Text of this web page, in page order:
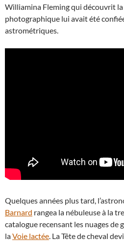
Williamina Fleming qui découvrit la
photographique lui avait été
astrométriques.
Quelques années plus tard,
Barnard rangea la nébuleuse à la
catalogue recensant les nuages de
laVoie lactée . La Tête de cheval